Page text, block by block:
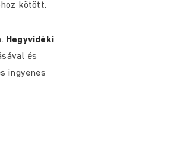
kötött.
Hegyvidéki
és
ingyenes